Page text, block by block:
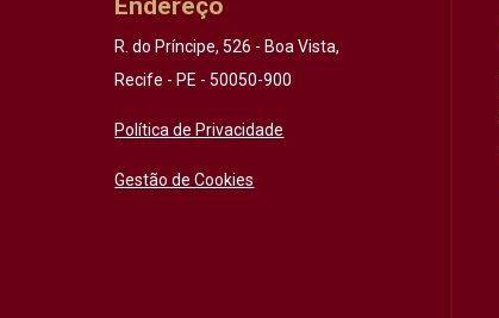
R. do Príncipe, 526 - Boa Vista,
Recife - PE - 50050-900
Política de Privacidade
Gestão de Cookies